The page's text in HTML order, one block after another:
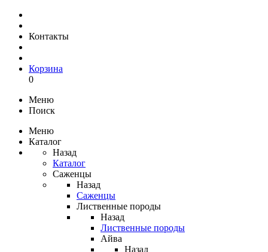
Контакты
Корзина
0
Меню
Поиск
Меню
Каталог
Назад
Каталог
Саженцы
Назад
Саженцы
Лиственные породы
Назад
Лиственные породы
Айва
Назад